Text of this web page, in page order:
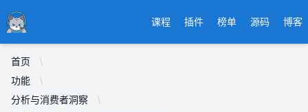
Ducafecat 课程 插件 榜单 源码 博客
首页
功能
分析与消费者洞察